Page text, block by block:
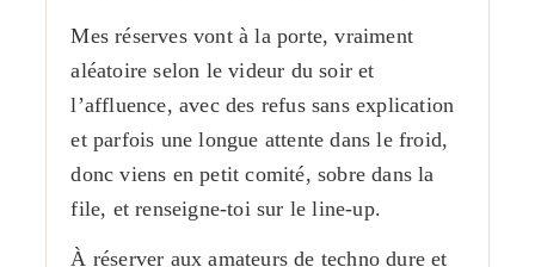
Mes réserves vont à la porte, vraiment
aléatoire selon le videur du soir et
l’affluence, avec des refus sans explication
et parfois une longue attente dans le froid,
donc viens en petit comité, sobre dans la
file, et renseigne-toi sur le line-up.
À réserver aux amateurs de techno dure et